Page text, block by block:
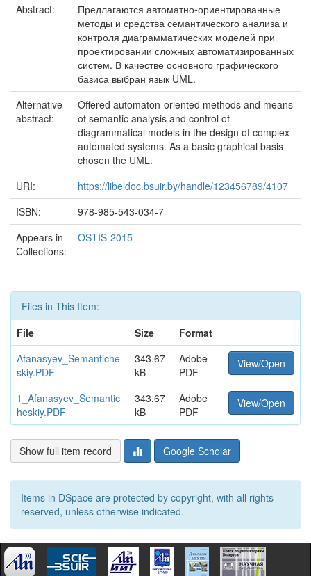
Abstract:
Предлагаются автоматно-ориентированные
методы и средства семантического анализа и
контроля диаграмматических моделей при
проектировании сложных автоматизированных
систем. В качестве основного графического
базиса выбран язык UML.
Alternative
abstract:
Offered automaton-oriented methods and means
of semantic analysis and control of
diagrammatical models in the design of complex
automated systems. As a basic graphical basis
chosen the UML.
URI:
https://libeldoc.bsuir.by/handle/123456789/4107
ISBN:
978-985-543-034-7
Appears in
Collections:
OSTIS-2015
Files in This Item:
File
Size
Format
Afanasyev_Semantiche
skiy.PDF
343.67
kB
Adobe
PDF
View/Open
1_Afanasyev_Semantic
heskiy.PDF
343.67
kB
Adobe
PDF
View/Open
Show full item record Google Scholar
Items in DSpace are protected by copyright, with all rights
reserved, unless otherwise indicated.